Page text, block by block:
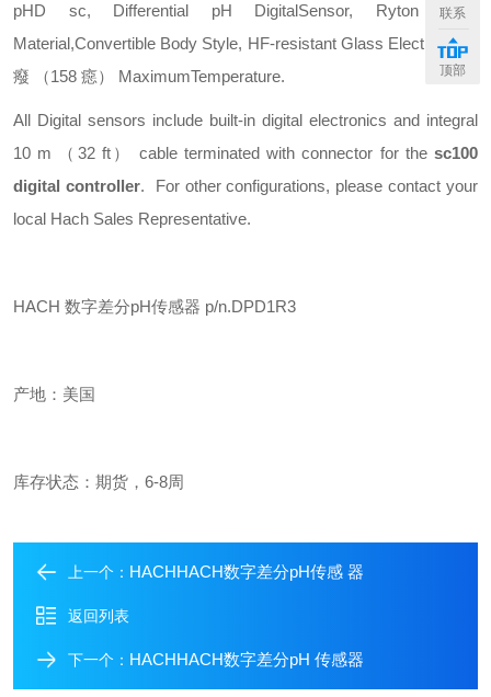
pHD sc, Differential pH DigitalSensor, Ryton Body
Material,Convertible Body Style, HF-resistant Glass Electrode,70
癈 （158 癋） MaximumTemperature.
All Digital sensors include built-in digital electronics and integral
10 m （32 ft） cable terminated with connector for the sc100
digital controller. For other configurations, please contact your
local Hach Sales Representative.
HACH 数字差分pH传感器 p/n.DPD1R3
产地：美国
库存状态：期货，6-8周
上一个： HACHHACH数字差分pH传感 器
返回列表
下一个： HACHHACH数字差分pH 传感器
联系
顶部